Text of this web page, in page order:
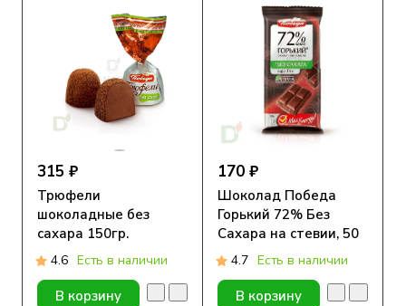
315 ₽
Трюфели
шоколадные без
сахара 150гр.
4.6 Есть в наличии
В корзину
170 ₽
Шоколад Победа
Горький 72% Без
Сахара на стевии, 50
гр 4.7 Есть в наличии
В корзину